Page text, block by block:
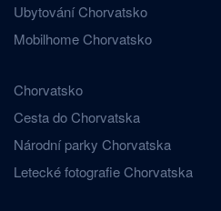
Ubytování Chorvatsko
Mobilhome Chorvatsko
Chorvatsko
Cesta do Chorvatska
Národní parky Chorvatska
Letecké fotografie Chorvatska